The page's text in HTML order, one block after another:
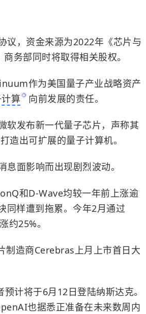
议，资金来源为2022年《芯片与
务部同时将取得相关股权。
作为美国量子产业战略资产
算 向前发展的责任。
软发布新一代量子芯片，声称其
造出可扩展的量子计算机。
面影响而出现剧烈波动。
和D-Wave均较一年前上涨逾
同样遭到拖累。今年2月通过
约25%。
造商Cerebras上月上市首日大
计将于6月12日登陆纳斯达克。
也据悉正准备在未来数周内